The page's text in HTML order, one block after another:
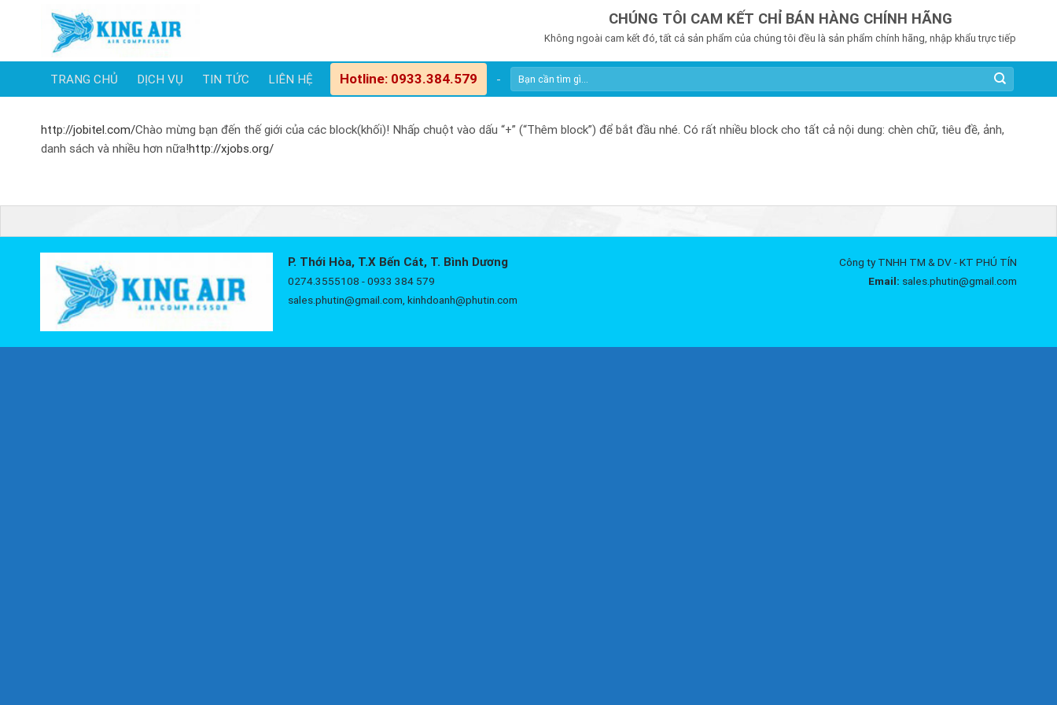
CHÚNG TÔI CAM KẾT CHỈ BÁN HÀNG CHÍNH HÃNG
Không ngoài cam kết đó, tất cả sản phẩm của chúng tôi đều là sản phẩm chính hãng, nhập khẩu trực tiếp
TRANG CHỦ DỊCH VỤ TIN TỨC LIÊN HỆ Hotline: 0933.384.579 -
http://jobitel.com/Chào mừng bạn đến thế giới của các block(khối)! Nhấp chuột vào dấu “+” (“Thêm block”) để bắt đầu nhé. Có rất nhiều block cho tất cả nội dung: chèn chữ, tiêu đề, ảnh,
danh sách và nhiều hơn nữa!http://xjobs.org/
P. Thới Hòa, T.X Bến Cát, T. Bình Dương
0274.3555108 - 0933 384 579
sales.phutin@gmail.com, kinhdoanh@phutin.com
Công ty TNHH TM & DV - KT PHÚ TÍN
Email: sales.phutin@gmail.com